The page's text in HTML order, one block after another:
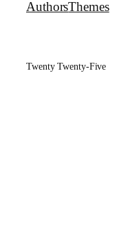
AuthorsThemes
Twenty Twenty-Five